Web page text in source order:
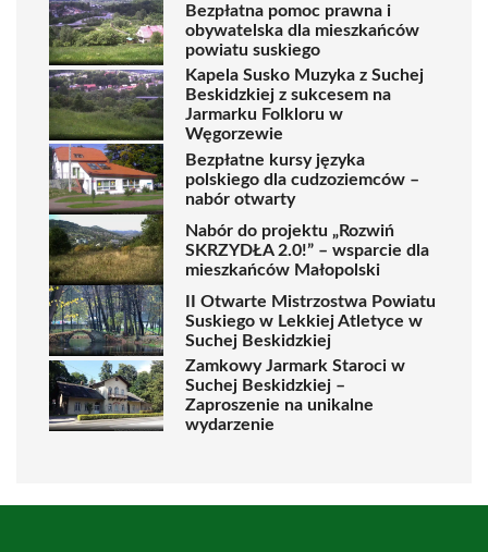
Bezpłatna pomoc prawna i
obywatelska dla mieszkańców
powiatu suskiego
Kapela Susko Muzyka z Suchej
Beskidzkiej z sukcesem na
Jarmarku Folkloru w
Węgorzewie
Bezpłatne kursy języka
polskiego dla cudzoziemców –
nabór otwarty
Nabór do projektu „Rozwiń
SKRZYDŁA 2.0!” – wsparcie dla
mieszkańców Małopolski
II Otwarte Mistrzostwa Powiatu
Suskiego w Lekkiej Atletyce w
Suchej Beskidzkiej
Zamkowy Jarmark Staroci w
Suchej Beskidzkiej –
Zaproszenie na unikalne
wydarzenie